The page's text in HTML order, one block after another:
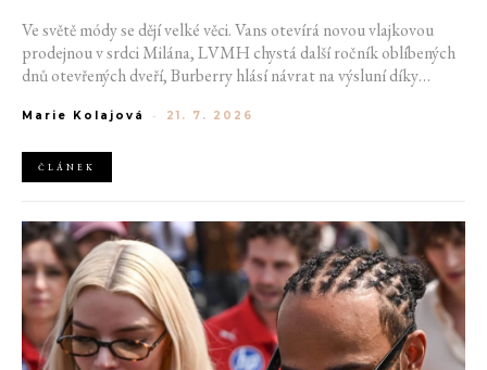
Ve světě módy se dějí velké věci. Vans otevírá novou vlajkovou
prodejnou v srdci Milána, LVMH chystá další ročník oblíbených
dnů otevřených dveří, Burberry hlásí návrat na výsluní díky
AliExpress.
Marie Kolajová - 21. 7. 2026
ČLÁNEK